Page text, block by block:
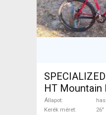
HT Mountain
teleszkópos
Állapot
Kerék méret
26"